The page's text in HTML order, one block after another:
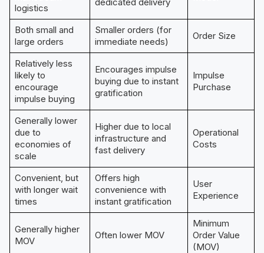
logistics
Order Size
Smaller orders (for
immediate needs)
Both small and
large orders
Impulse
Purchase
Encourages impulse
buying due to instant
gratification
Relatively less
likely to
encourage
impulse buying
Operational
Costs
Higher due to local
infrastructure and
fast delivery
Generally lower
due to
economies of
scale
User
Experience
Offers high
convenience with
instant gratification
Convenient, but
with longer wait
times
Minimum
Order Value
(MOV)
Often lower MOV
Generally higher
MOV